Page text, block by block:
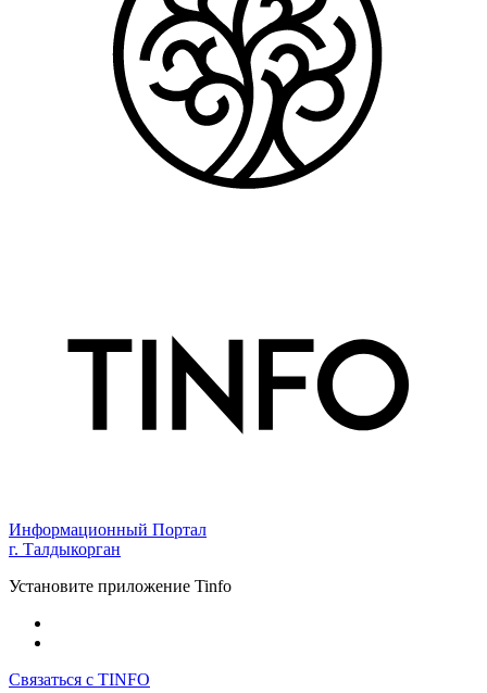
Информационный Портал
г. Талдыкорган
Установите приложение Tinfo
Связаться с TINFO